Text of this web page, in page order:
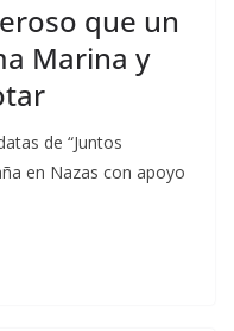
que un
Marina y
de “Juntos
en Nazas con apoyo